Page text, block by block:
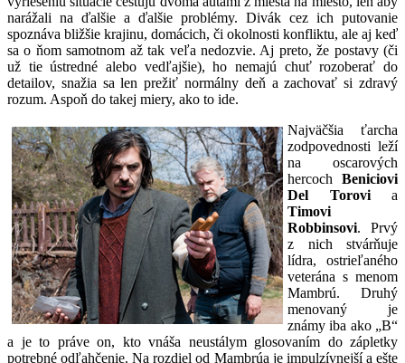
narážali na ďalšie a ďalšie problémy. Divák cez ich putovanie
spoznáva bližšie krajinu, domácich, či okolnosti konfliktu, ale aj keď
sa o ňom samotnom až tak veľa nedozvie. Aj preto, že postavy (či
už tie ústredné alebo vedľajšie), ho nemajú chuť rozoberať do
detailov, snažia sa len prežiť normálny deň a zachovať si zdravý
rozum. Aspoň do takej miery, ako to ide.
Najväčšia ťarcha
zodpovednosti leží
na oscarových
hercoch Beniciovi
Del Torovia
Timovi
Robbinsovi. Prvý
z nich stvárňuje
lídra, ostrieľaného
veterána s menom
Mambrú. Druhý
menovaný je
známy iba ako „B“
a je to práve on, kto vnáša neustálym glosovaním do zápletky
potrebné odľahčenie. Na rozdiel od Mambrúa je impulzívnejší a ešte